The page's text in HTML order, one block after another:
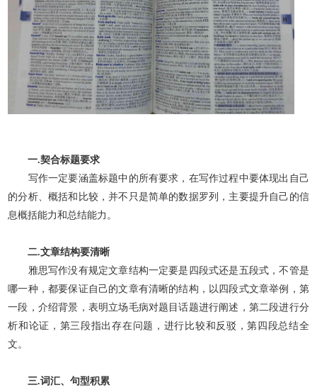
一.契合标题要求
写作一定要涵盖标题中的所有要求，在写作过程中要体现出自己
的分析、概括和比较，并不只是简单的数据罗列，主要提升自己的信
息概括能力和总结能力。
二.文章结构要清晰
雅思写作没有规定文章结构一定要是四段式还是五段式，不管是
哪一种，都要保证自己的文章有清晰的结构，以四段式文章举例，第
一段，介绍背景，表明立场毛病对题目话题进行阐述，第二段进行分
析和论证，第三段指出存在问题，进行比较和反驳，第四段总结全
文。
三.词汇、句型积累